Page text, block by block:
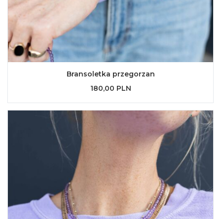
Bransoletka przegorzan
180,00 PLN